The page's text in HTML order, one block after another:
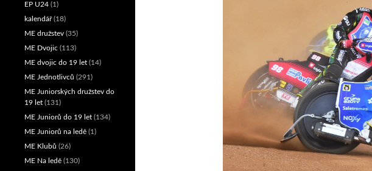
EP U24 (1)
kalendář(18)
ME družstev (35)
ME Dvojic (113)
ME dvojic do 19 let (14)
ME Jednotlivců (291)
ME Juniorských družstev do
19 let (131)
ME Juniorů do 19 let (134)
ME Juniorů na ledě (1)
ME Klubů (26)
ME Na ledě (130)